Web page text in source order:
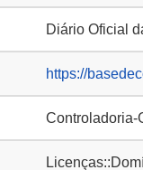
Diário Oficial
https://
Controladoria-